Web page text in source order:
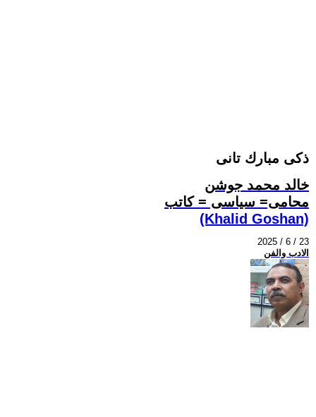
ذكى مبارك تانى
خالد محمد جوشن
محامى= سياسى = كاتب
(Khalid Goshan)
2025 / 6 / 23
الادب والفن